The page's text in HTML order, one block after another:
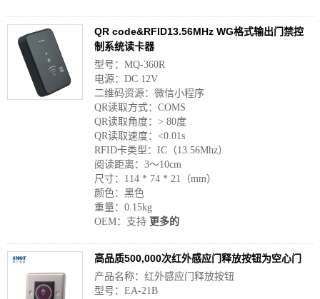
QR code&RFID13.56MHz WG格式输出门禁控
制系统读卡器
型号：MQ-360R
电源：DC 12V
二维码资源：微信小程序
QR读取方式：COMS
QR读取角度：> 80度
QR读取速度：<0.01s
RFID卡类型：IC（13.56Mhz）
阅读距离：3〜10cm
尺寸：114 * 74 * 21（mm）
颜色：黑色
重量：0.15kg
OEM：支持 更多的
高品质500,000次红外感应门释放按钮为空心门
产品名称：红外感应门释放按钮
型号：EA-21B